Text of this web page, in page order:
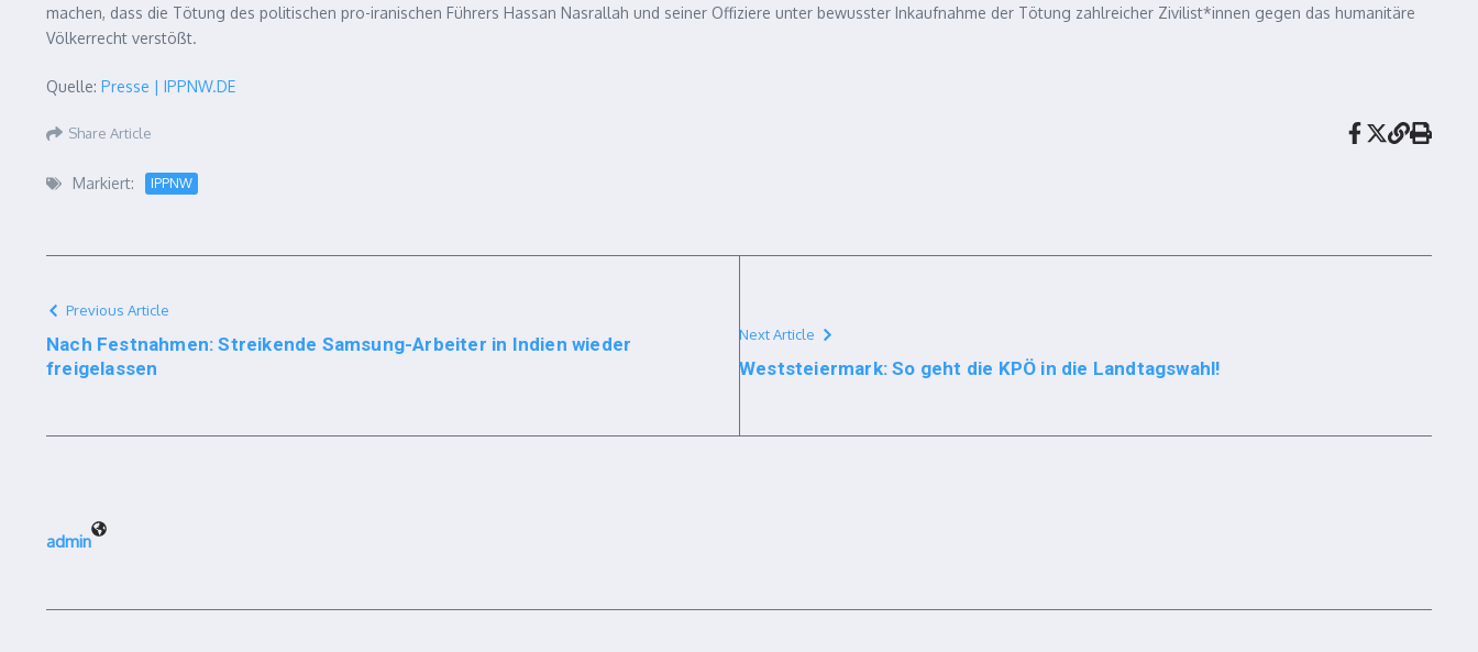
machen, dass die Tötung des politischen pro-iranischen Führers Hassan Nasrallah und seiner Offiziere unter bewusster Inkaufnahme der Tötung zahlreicher Zivilist*innen gegen das humanitäre
Völkerrecht verstößt.
Quelle: Presse | IPPNW.DE
Share Article
Markiert: IPPNW
Previous Article
Nach Festnahmen: Streikende Samsung-Arbeiter in Indien wieder
freigelassen
Next Article
Weststeiermark: So geht die KPÖ in die Landtagswahl!
admin